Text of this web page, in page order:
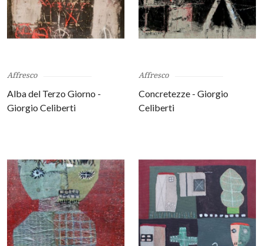
Affresco
Alba del Terzo Giorno -
Giorgio Celiberti
Affresco
Concretezze - Giorgio
Celiberti